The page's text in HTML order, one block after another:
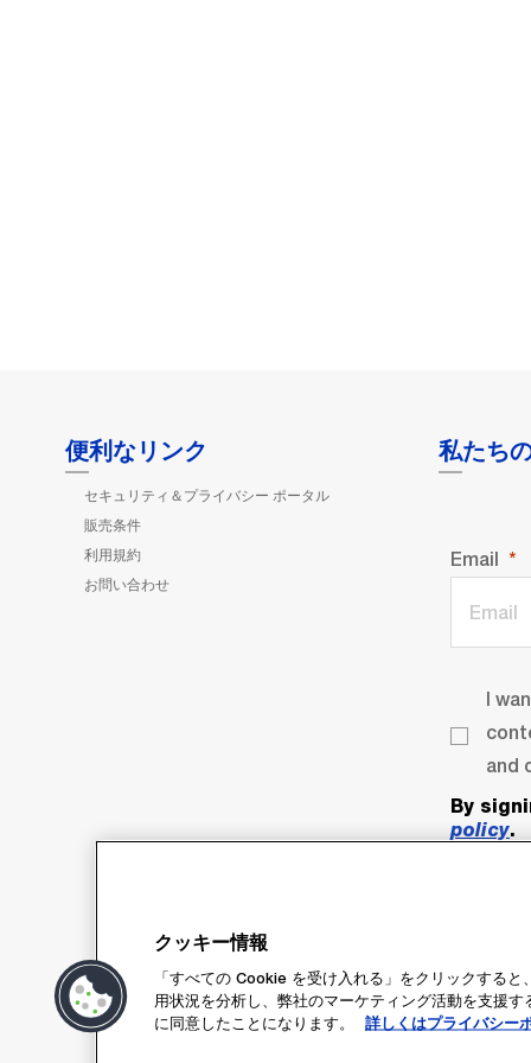
便利なリンク
セキュリティ＆プライバシー ポータル
販売条件
利用規約
お問い合わせ
私たち
Email
I
and
By
policy.
クッキー情報
「すべての Cookie を受け入れる」をクリックする
用状況を分析し、弊社のマーケティング活動を支援
に同意したことになります。
詳しくはプライバシー